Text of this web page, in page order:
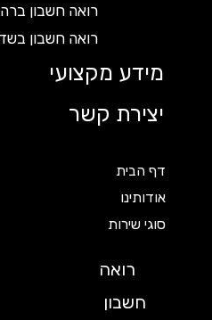
רואה חשבון ברהט
רואה חשבון בשדרות
מידע מקצועי
יצירת קשר
דף הבית
אודותינו
סוגי שירות
רואה
חשבון